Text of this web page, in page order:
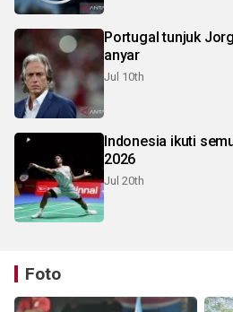
Portugal tunjuk
anyar
Jul 10th
Indonesia ikuti
2026
Jul 20th
Foto